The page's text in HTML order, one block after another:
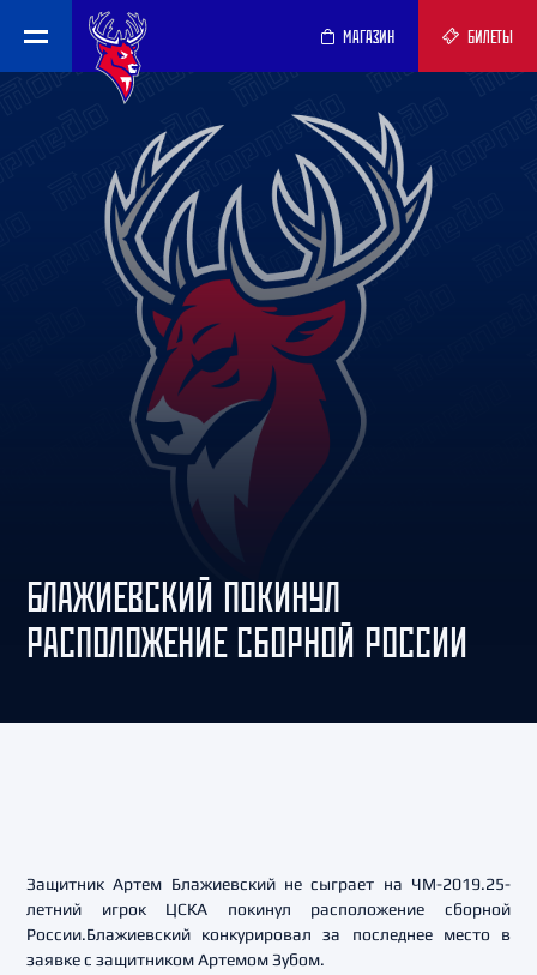
МАГАЗИН БИЛЕТЫ
БЛАЖИЕВСКИЙ ПОКИНУЛ
РАСПОЛОЖЕНИЕ СБОРНОЙ РОССИИ
Защитник Артем Блажиевский не сыграет на ЧМ-2019.25-
летний игрок ЦСКА покинул расположение сборной
России.Блажиевский конкурировал за последнее место в
заявке с защитником Артемом Зубом.